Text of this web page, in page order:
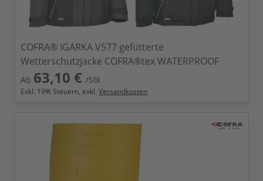
COFRA® IGARKA V577 gefütterte
Wetterschutzjacke COFRA®tex WATERPROOF
Ab 63,10 € /Stk
Exkl. 19% Steuern, exkl. Versandkosten